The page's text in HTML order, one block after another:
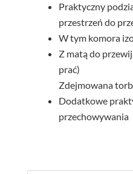
Praktyczny
przestrzeń do
W tym komora
Z matą do
prać)
Zdejmowana
Dodatkowe
przechowywania